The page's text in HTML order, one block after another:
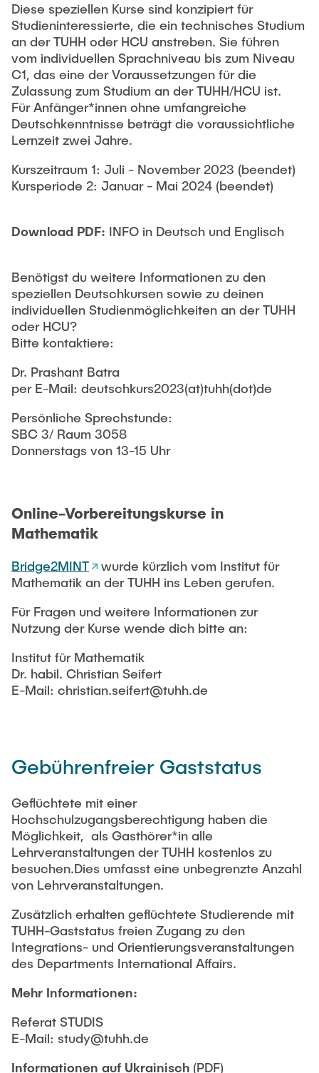
Diese speziellen Kurse sind konzipiert für
Studieninteressierte, die ein technisches Studium
an der TUHH oder HCU anstreben. Sie führen
vom individuellen Sprachniveau bis zum Niveau
C1, das eine der Voraussetzungen für die
Zulassung zum Studium an der TUHH/HCU ist.
Für Anfänger*innen ohne umfangreiche
Deutschkenntnisse beträgt die voraussichtliche
Lernzeit zwei Jahre.
Kurszeitraum 1: Juli - November 2023 (beendet)
Kursperiode 2: Januar - Mai 2024 (beendet)
Download PDF: INFO in Deutsch und Englisch
Benötigst du weitere Informationen zu den
speziellen Deutschkursen sowie zu deinen
individuellen Studienmöglichkeiten an der TUHH
oder HCU?
Bitte kontaktiere:
Dr. Prashant Batra
per E-Mail: deutschkurs2023(at)tuhh(dot)de
Persönliche Sprechstunde:
SBC 3/ Raum 3058
Donnerstags von 13-15 Uhr
Online-Vorbereitungskurse in
Mathematik
Bridge2MINT
wurde kürzlich vom Institut für
Mathematik an der TUHH ins Leben gerufen.
Für Fragen und weitere Informationen zur
Nutzung der Kurse wende dich bitte an:
Institut für Mathematik
Dr. habil. Christian Seifert
E-Mail: christian.seifert@tuhh.de
Gebührenfreier Gaststatus
Geflüchtete mit einer
Hochschulzugangsberechtigung haben die
Möglichkeit, als Gasthörer*in alle
Lehrveranstaltungen der TUHH kostenlos zu
besuchen.Dies umfasst eine unbegrenzte Anzahl
von Lehrveranstaltungen.
Zusätzlich erhalten geflüchtete Studierende mit
TUHH-Gaststatus freien Zugang zu den
Integrations- und Orientierungsveranstaltungen
des Departments International Affairs.
Mehr Informationen:
Referat STUDIS
E-Mail: study@tuhh.de
Informationen auf Ukrainisch (PDF)